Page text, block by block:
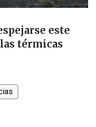
este
térmicas